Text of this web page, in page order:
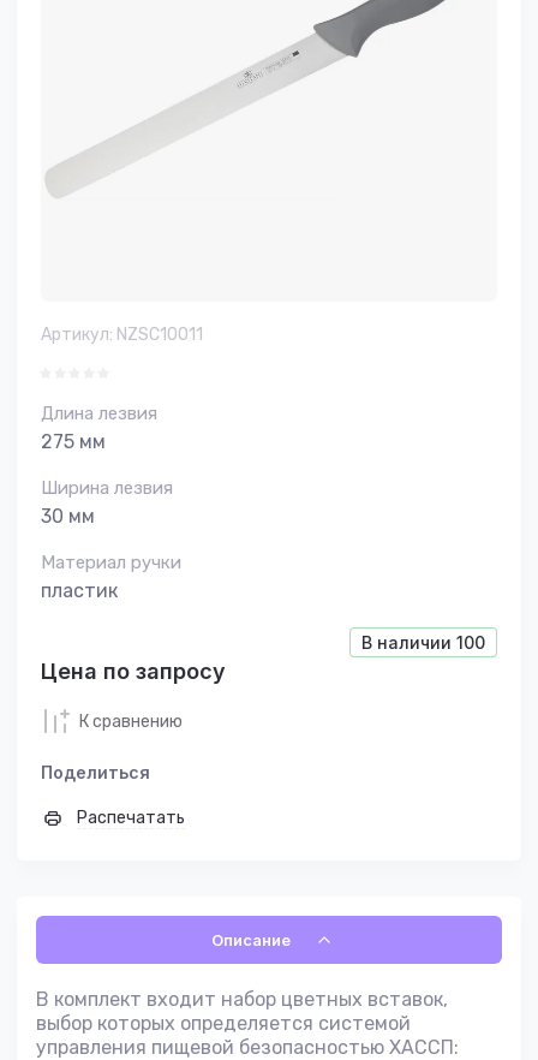
Артикул: NZSC10011
Длина лезвия
275 мм
Ширина лезвия
30 мм
Материал ручки
пластик
В наличии 100
Цена по запросу
К сравнению
Поделиться
Распечатать
Описание
В комплект входит набор цветных вставок,
выбор которых определяется системой
управления пищевой безопасностью ХАССП: